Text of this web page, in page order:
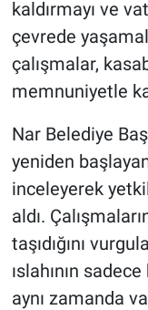
kaldırmayı ve
çevrede
çalışmalar,
memnuniyetle
Nar Belediye
yeniden
inceleyerek
aldı.
taşıdığını
ıslahının sadece
aynı zamanda
Aksaray
Kırşehir
Genel
Asayiş
Kültür - Sanat
Politika